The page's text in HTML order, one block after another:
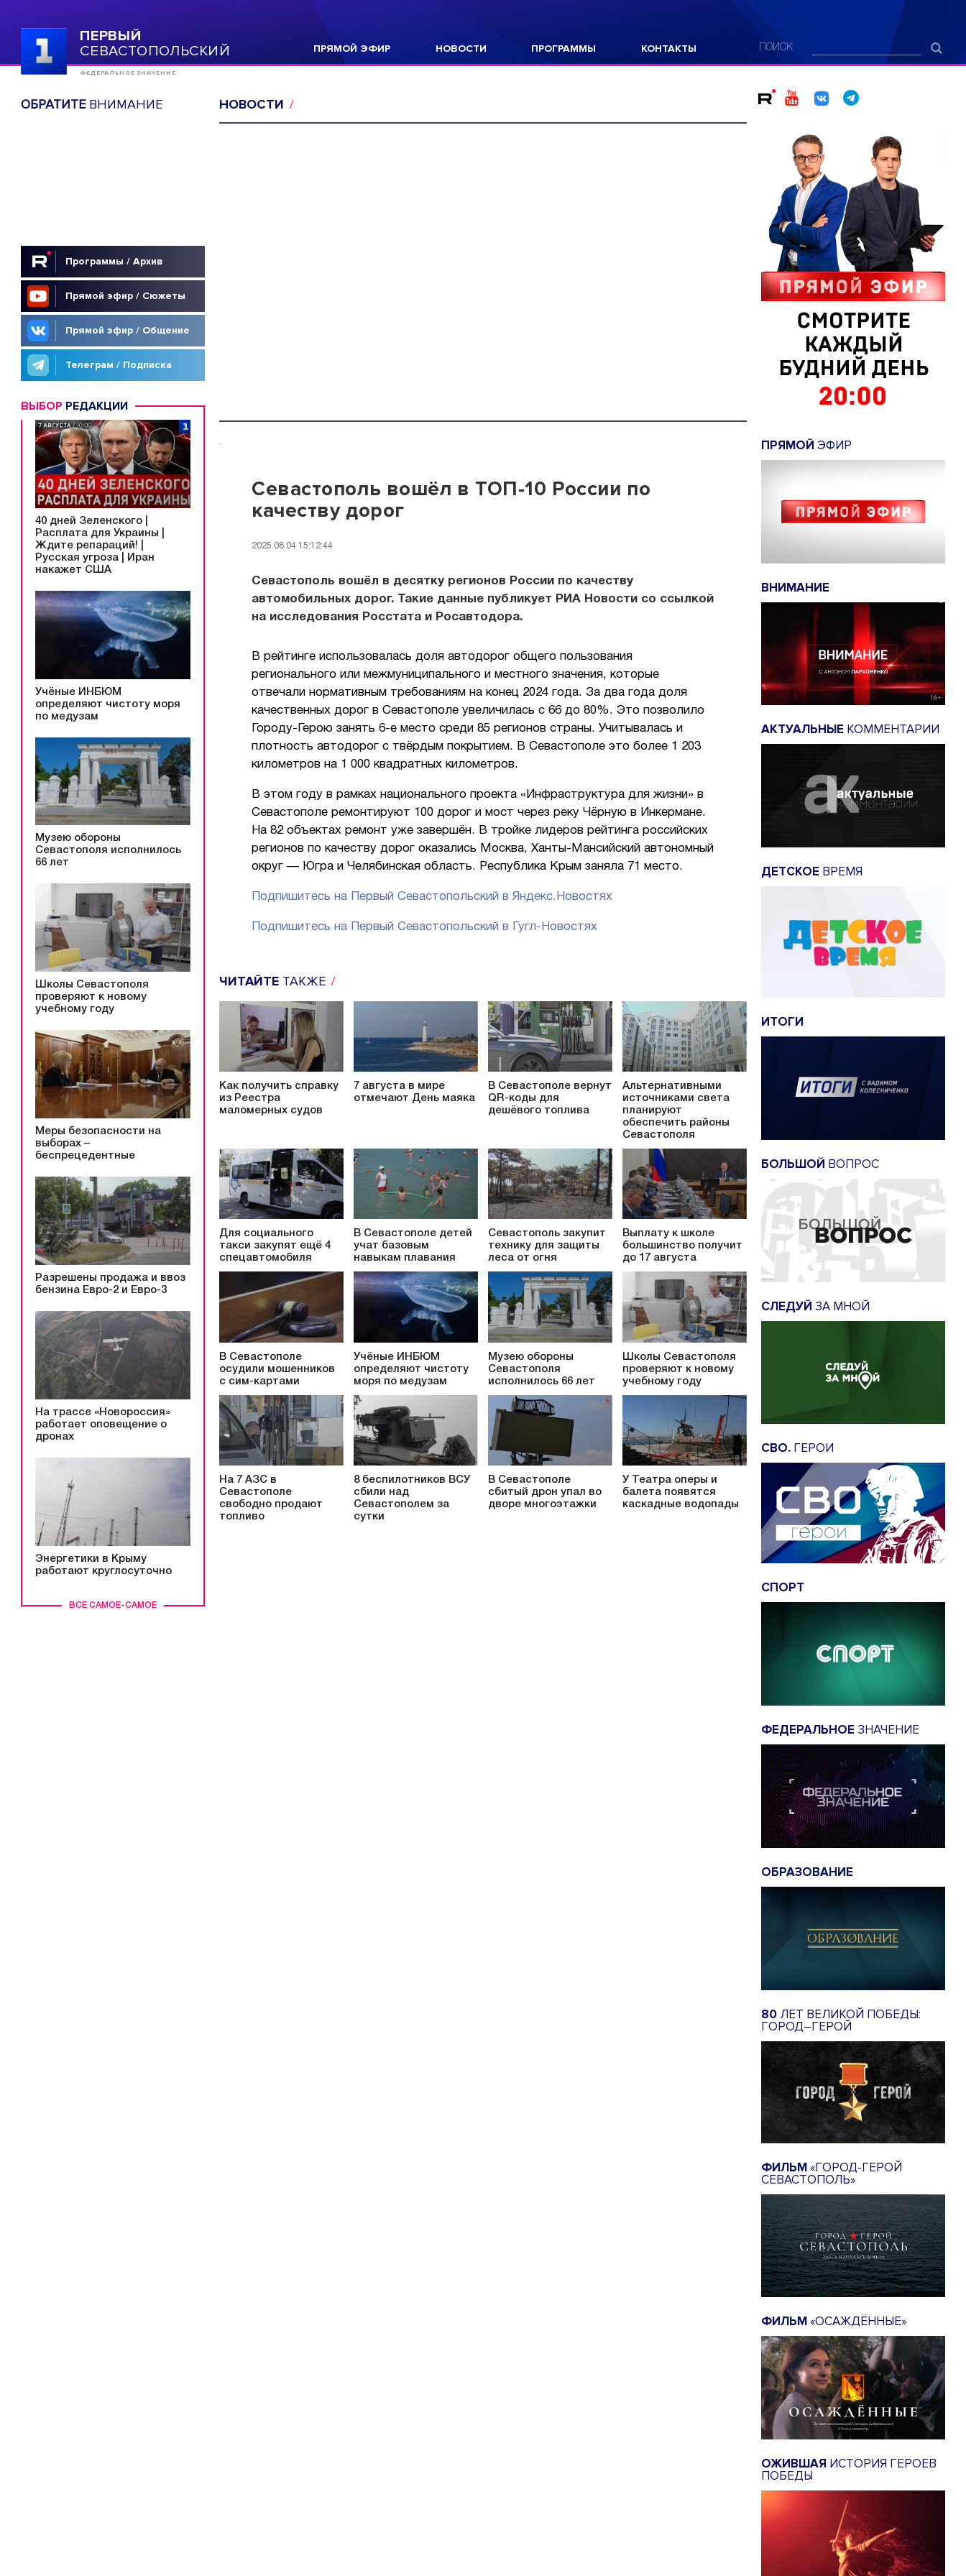
ПЕРВЫЙ
СЕВАСТОПОЛЬСКИЙ
ФЕДЕРАЛЬНОЕ ЗНАЧЕНИЕ
ПРЯМОЙ ЭФИР НОВОСТИ ПРОГРАММЫ КОНТАКТЫ ПОИСК
ОБРАТИТЕВНИМАНИЕ
Программы / Архив
Прямой эфир / Сюжеты
Прямой эфир / Общение
Телеграм / Подписка
ВЫБОР РЕДАКЦИИ
ВСЕ САМОЕ-САМОЕ
40 дней Зеленского |
Расплата для Украины |
Ждите репараций! |
Русская угроза | Иран
накажет США
Учёные ИНБЮМ
определяют чистоту моря
по медузам
Музею обороны
Севастополя исполнилось
66 лет
Школы Севастополя
проверяют к новому
учебному году
Меры безопасности на
выборах –
беспрецедентные
Разрешены продажа и ввоз
бензина Евро-2 и Евро-3
На трассе «Новороссия»
работает оповещение о
дронах
Энергетики в Крыму
работают круглосуточно
НОВОСТИ
.
Севастополь вошёл в ТОП-10 России по
качеству дорог
2025.08.04 15:12:44
Севастополь вошёл в десятку регионов России по качеству
автомобильных дорог. Такие данные публикует РИА Новости со ссылкой
на исследования Росстата и Росавтодора.
В рейтинге использовалась доля автодорог общего пользования
регионального или межмуниципального и местного значения, которые
отвечали нормативным требованиям на конец 2024 года. За два года доля
качественных дорог в Севастополе увеличилась с 66 до 80%. Это позволило
Городу-Герою занять 6-е место среди 85 регионов страны. Учитывалась и
плотность автодорог с твёрдым покрытием. В Севастополе это более 1 203
километров на 1 000 квадратных километров.
В этом году в рамках национального проекта «Инфраструктура для жизни» в
Севастополе ремонтируют 100 дорог и мост через реку Чёрную в Инкермане.
На 82 объектах ремонт уже завершён. В тройке лидеров рейтинга российских
регионов по качеству дорог оказались Москва, Ханты-Мансийский автономный
округ — Югра и Челябинская область. Республика Крым заняла 71 место.
Подпишитесь на Первый Севастопольский в Яндекс.Новостях
Подпишитесь на Первый Севастопольский в Гугл-Новостях
ЧИТАЙТЕ ТАКЖЕ
Как получить справку
из Реестра
маломерных судов
7 августа в мире
отмечают День маяка
В Севастополе вернут
QR-коды для
дешёвого топлива
Альтернативными
источниками света
планируют
обеспечить районы
Севастополя
Для социального
такси закупят ещё 4
спецавтомобиля
В Севастополе детей
учат базовым
навыкам плавания
Севастополь закупит
технику для защиты
леса от огня
Выплату к школе
большинство получит
до 17 августа
В Севастополе
осудили мошенников
с сим-картами
Учёные ИНБЮМ
определяют чистоту
моря по медузам
Музею обороны
Севастополя
исполнилось 66 лет
Школы Севастополя
проверяют к новому
учебному году
На 7 АЗС в
Севастополе
свободно продают
топливо
8 беспилотников ВСУ
сбили над
Севастополем за
сутки
В Севастополе
сбитый дрон упал во
дворе многоэтажки
У Театра оперы и
балета появятся
каскадные водопады
ПРЯМОЙ ЭФИР
ВНИМАНИЕ
АКТУАЛЬНЫЕ КОММЕНТАРИИ
ДЕТСКОЕ ВРЕМЯ
ИТОГИ
БОЛЬШОЙ ВОПРОС
СЛЕДУЙ ЗА МНОЙ
СВО. ГЕРОИ
СПОРТ
ФЕДЕРАЛЬНОЕ ЗНАЧЕНИЕ
ОБРАЗОВАНИЕ
80 ЛЕТ ВЕЛИКОЙ ПОБЕДЫ:
ГОРОД–ГЕРОЙ
ФИЛЬМ«ГОРОД-ГЕРОЙ
СЕВАСТОПОЛЬ»
ФИЛЬМ«ОСАЖДЁННЫЕ»
ОЖИВШАЯ ИСТОРИЯ ГЕРОЕВ
ПОБЕДЫ